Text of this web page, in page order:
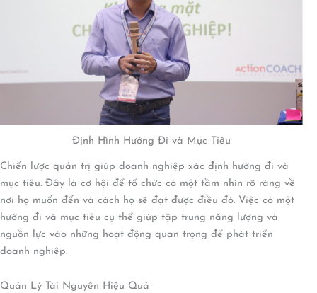
Định Hình Hướng Đi và Mục Tiêu
Chiến lược quản trị giúp doanh nghiệp xác định hướng đi và
mục tiêu. Đây là cơ hội để tổ chức có một tầm nhìn rõ ràng về
nơi họ muốn đến và cách họ sẽ đạt được điều đó. Việc có một
hướng đi và mục tiêu cụ thể giúp tập trung năng lượng và
nguồn lực vào những hoạt động quan trọng để phát triển
doanh nghiệp.
Quản Lý Tài Nguyên Hiệu Quả